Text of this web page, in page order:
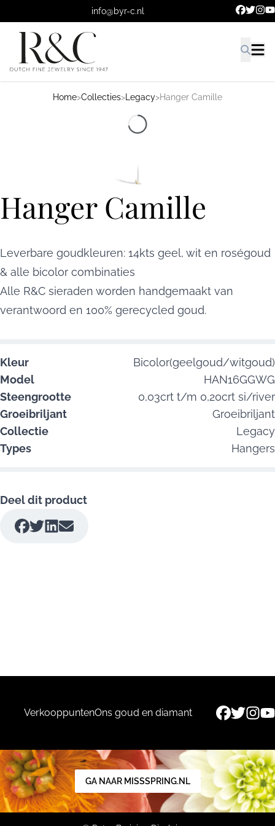
Ga naar de hoofdinhoud.info@byr-c.nl
Home>Collecties> Legacy>Hanger Camille
Hanger Camille
Leverbare goudkleuren: 14kts geel, wit en roségoud
& alle bicolor combinaties
Alle R&C sieraden worden handgemaakt van
verantwoord en 100% gerecycled goud.
Kleur
Bicolor(geelgoud/witgoud)
Model
HAN16GGWG
Steengrootte
0,03crt t/m 0,20crt si/river
Groeibriljant
Groeibriljant
Collectie
Legacy
Types
Hangers
Deel dit product
VerkooppuntenOns goud en diamant
GA NAAR MISSSPRING.NL